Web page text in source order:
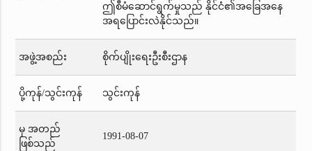
ဤစီမံဆောင်ရွက်မှုသည် နိုင်ငံ၏အခြေအနေ
အရပြောင်းလဲနိုင်သည်။
အဖွဲ့အစည်း စိုက်ပျိုးရေးဦးစီးဌာန
ပို့ကုန်/သွင်းကုန် သွင်းကုန်
မှ အတည်
ဖြစ်သည်
1991-08-07